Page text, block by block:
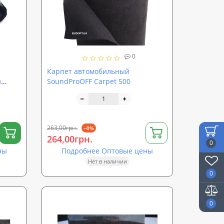
0
0
0
0
Карпет автомобильный
SoundProOFF Carpet 500
263,00грн. --0%
264,00грн.
Подробнее Оптовые цены
Нет в наличии